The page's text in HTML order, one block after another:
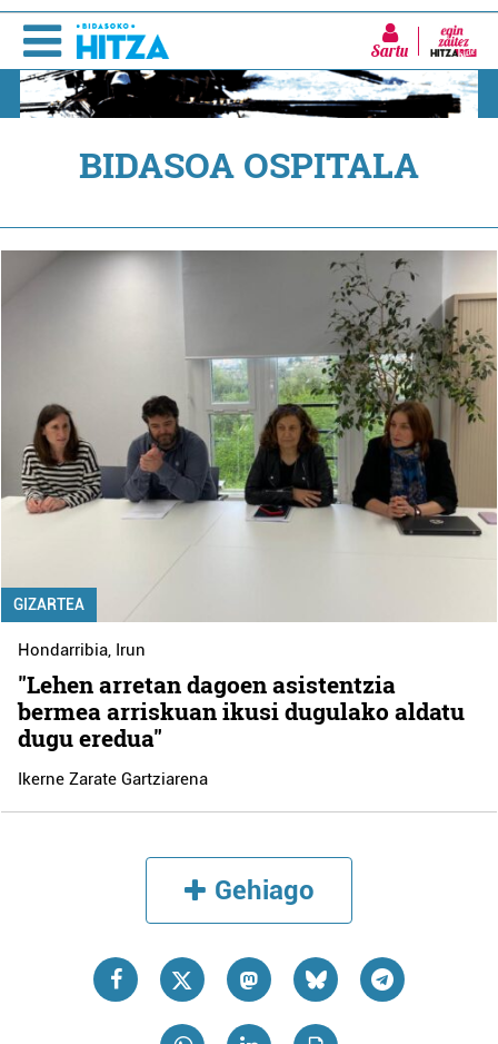
Sartu
BIDASOA OSPITALA
GIZARTEA
Hondarribia, Irun
"Lehen arretan dagoen asistentzia
bermea arriskuan ikusi dugulako aldatu
dugu eredua"
Ikerne Zarate Gartziarena
Gehiago